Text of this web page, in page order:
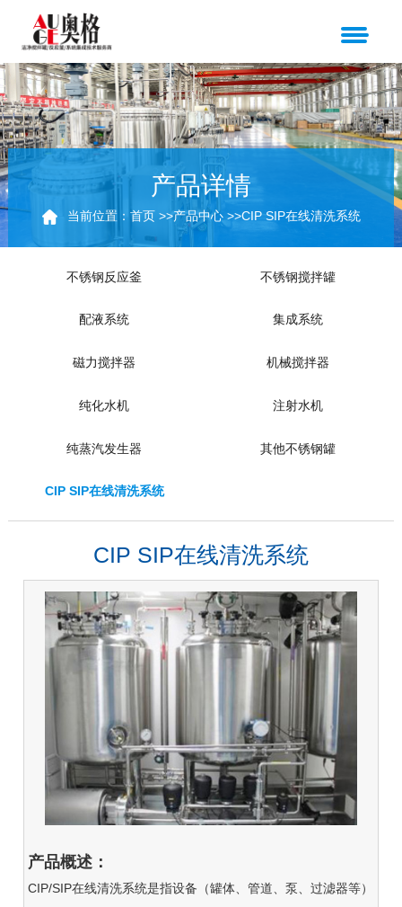
产品详情
当前位置： 首页>>产品中心>>CIP SIP在线清洗系统
不锈钢反应釜 不锈钢搅拌罐
配液系统 集成系统
磁力搅拌器 机械搅拌器
纯化水机 注射水机
纯蒸汽发生器 其他不锈钢罐
CIP SIP在线清洗系统
CIP SIP在线清洗系统
产品概述：
CIP/SIP在线清洗系统是指设备（罐体、管道、泵、过滤器等）